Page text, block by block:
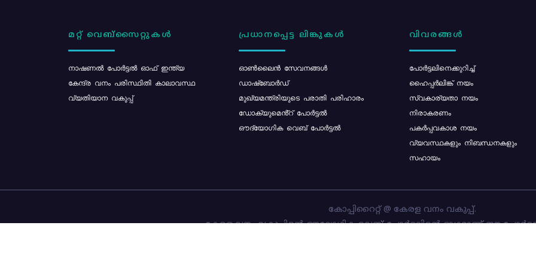
മറ്റ് വെബ്സൈറ്റുകൾ
നാഷണൽ പോർട്ടൽ ഓഫ് ഇന്ത്യ
കേന്ദ്ര വനം പരിസ്ഥിതി കാലാവസ്ഥ
വ്യതിയാന വകുപ്പ്
പ്രധാനപ്പെട്ട ലിങ്കുകൾ
ഓൺലൈൻ സേവനങ്ങൾ
ഡാഷ്ബോർഡ്
മുഖ്യമന്ത്രിയുടെ പരാതി പരിഹാരം
ഡോക്യുമെൻ്റ് പോർട്ടൽ
ഔദ്യോഗിക വെബ് പോർട്ടൽ
വിവരങ്ങൾ
പോര്‍ട്ടലിനെക്കുറിച്ച്
ഹൈപ്പർലിങ്ക് നയം
സ്വകാര്യതാ നയം
നിരാകരണം
പകർപ്പവകാശ നയം
വ്യവസ്ഥകളും നിബന്ധനകളും
സഹായം
കോപ്പിറൈറ്റ് @ കേരള വനം വകുപ്പ്.
കേരള വനം വകുപ്പിന്റെ ഔദ്യോഗിക വെബ്-പോർട്ടലിന്റെ ഭാഗമാണ് ഈ